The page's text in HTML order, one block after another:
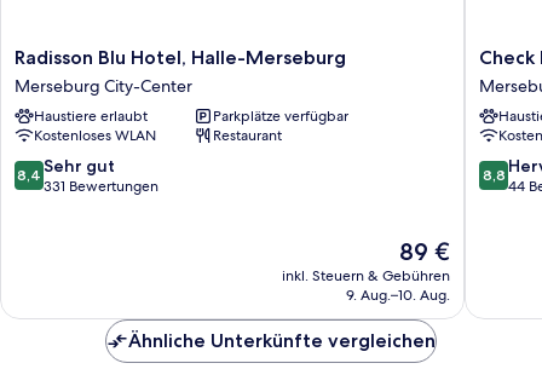
Radisson
Blu
Hotel,
Halle-
Merseburg
Merseburg
City-
Radisson Blu Hotel, Halle-Merseburg
Merseburg City-Center
Haustiere erlaubt
Parkplätze verfügbar
Kostenloses WLAN
Restaurant
8.4
von
8,4 Sehr gut
331 Bewertungen
Der
Preis
beträgt
89 €
inkl. Steuern & Gebühren
9. Aug.–10. Aug.
Check
Inn
Hotel
Check
8.8
von
8,8
44
Ähnliche Unterkünfte vergleichen